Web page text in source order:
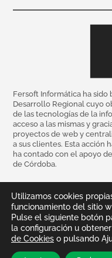
Fersoft Informática ha
Desarrollo Regional cuyo
de las tecnologías de la
acceso a las mismas y
proyectos de web y
a sus clientes. Esta acción
ha contado con el apoyo
de Córdoba.
Utilizamos cookies
funcionamiento del sitio
Pulse el siguiente botón
la configuración u
de Cookies o pulsando